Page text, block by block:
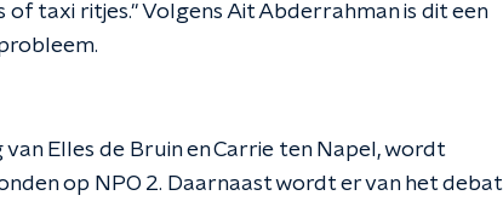
taxi ritjes." Volgens Ait Abderrahman is dit een
Elles de Bruin en Carrie ten Napel, wordt
op NPO 2. Daarnaast wordt er van het debat